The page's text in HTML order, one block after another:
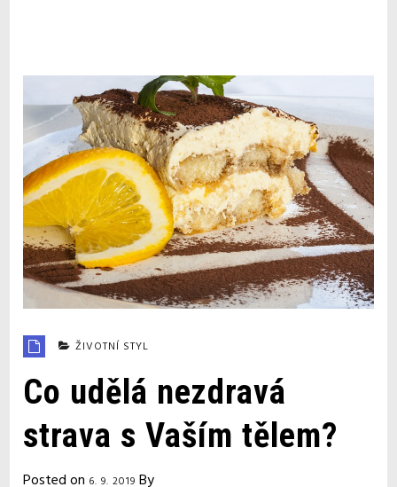
ŽIVOTNÍ STYL
Co udělá nezdravá
strava s Vaším tělem?
Posted on 6. 9. 2019 By